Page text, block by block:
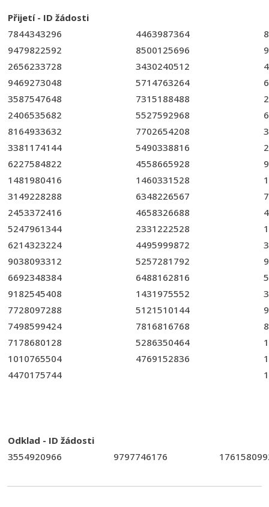
Přijetí - ID žádosti
7844343296
4463987364
9479822592
8500125696
2656233728
3430240512
9469273048
5714763264
3587547648
7315188488
2406535682
5527592968
8164933632
7702654208
3381174144
5490338816
6227584822
4558665928
1481980416
1460331528
3149228288
6348226567
2453372416
4658326688
5247961344
2331222528
6214323224
4495999872
9038093312
5257281792
6692348384
6488162816
9182545408
1431975552
7728097288
5121510144
7498599424
7816816768
7178680128
5286350464
1010765504
4769152836
4470175744
Odklad - ID žádosti
3554920966
9797746176